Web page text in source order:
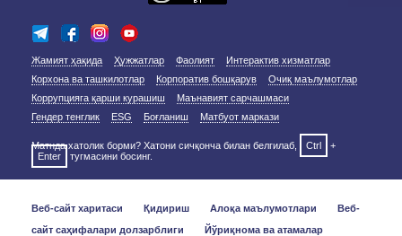
Жамият ҳақида Ҳужжатлар Фаолият
Интерактив хизматлар
Корхона ва ташкилотлар
Корпоратив бошқарув
Очиқ маълумотлар
Коррупцияга қарши курашиш
Маънавият сарчашмаси
Гендер тенглик
ESG Боғланиш Матбуот маркази
Матнда хатолик борми? Хатони сичқонча билан белгилаб, Ctrl
+
Enter
тугмасини босинг.
Веб-сайт харитаси Қидириш Алоқа маълумотлари
Веб-
сайт саҳифалари долзарблиги
Йўриқнома ва атамалар